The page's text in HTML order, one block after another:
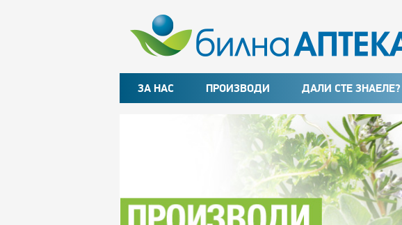
ЗА НАС ПРОИЗВОДИ ДАЛИ СТЕ ЗНАЕЛЕ?